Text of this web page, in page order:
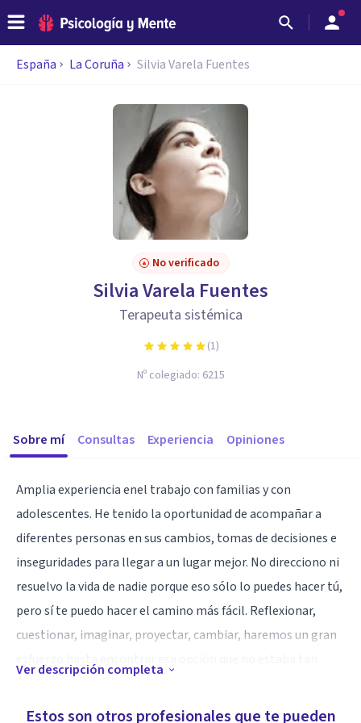
España La Coruña Silvia Varela Fuentes
No verificado
Silvia Varela Fuentes
Terapeuta sistémica
(1)
Nº colegiado: 6215
Sobre mí Consultas Experiencia Opiniones
Amplia experiencia enel trabajo con familias y con
adolescentes. He tenido la oportunidad de acompañar a
diferentes personas en sus cambios, tomas de decisiones e
inseguridades para llegar a un lugar mejor. No direcciono ni
resuelvo la vida de nadie porque eso sólo lo puedes hacer tú,
pero sí te puedo hacer el camino más fácil. Reflexionar,
cuestionar, imaginar, proyectar, cambiar, haremos un gran
Ver descripción completa
Estos son otros profesionales que te pueden